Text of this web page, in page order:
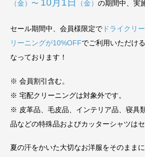
（金）〜 10 月1日 （金） の期間中、実
セール期間中、会員様限定で ドライクリ
リーニングが10%OFFでご利用いただけ
なっております！
※ 会員割引含む。
※ 宅配クリーニングは対象外です。
※ 皮革品、毛皮品、インテリア品、寝具
品などの特殊品およびカッターシャツはセ
夏の汗をかいた大切なお洋服をそのまま